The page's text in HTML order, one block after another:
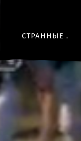
СТРАННЫЕ